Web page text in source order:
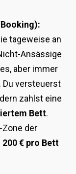
tageweise an
Ansässige
aber immer
Du versteuerst
zahlst eine
Bett.
der
200 € pro Bett